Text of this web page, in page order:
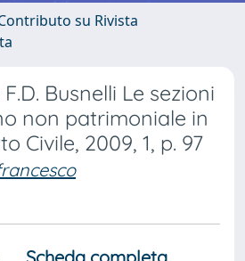
su Rivista
Busnelli Le sezioni
non patrimoniale in
Civile, 2009, 1, p. 97